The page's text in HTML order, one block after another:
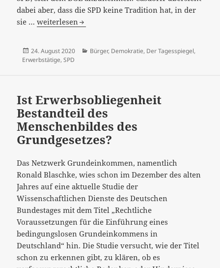
dabei aber, dass die SPD keine Tradition hat, in der
sie …“Scholz
ab.
Kanzlerkandidat
das
S
vergessen?“…
weiterlesen
Veröffentlicht
am
24. August 2020 Kategorien
Bürger, Demokratie, Der Tagesspiegel,
Erwerbstätige, SPD
Ist Erwerbsobliegenheit
Bestandteil des
Menschenbildes des
Grundgesetzes?
Das Netzwerk Grundeinkommen, namentlich
Ronald Blaschke, wies schon im Dezember des alten
Jahres auf eine aktuelle Studie der
Wissenschaftlichen Dienste des Deutschen
Bundestages mit dem Titel „Rechtliche
Voraussetzungen für die Einführung eines
bedingungslosen Grundeinkommens in
Deutschland“ hin. Die Studie versucht, wie der Titel
schon zu erkennen gibt, zu klären, ob es